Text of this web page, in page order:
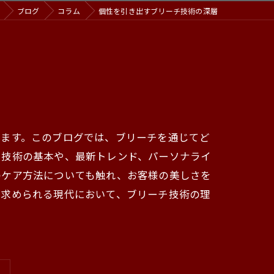
ブログ コラム 個性を引き出すブリーチ技術の深層
す。このブログでは、ブリーチを通じてど
術の基本や、最新トレンド、パーソナライ
ア方法についても触れ、お客様の美しさを
められる現代において、ブリーチ技術の理